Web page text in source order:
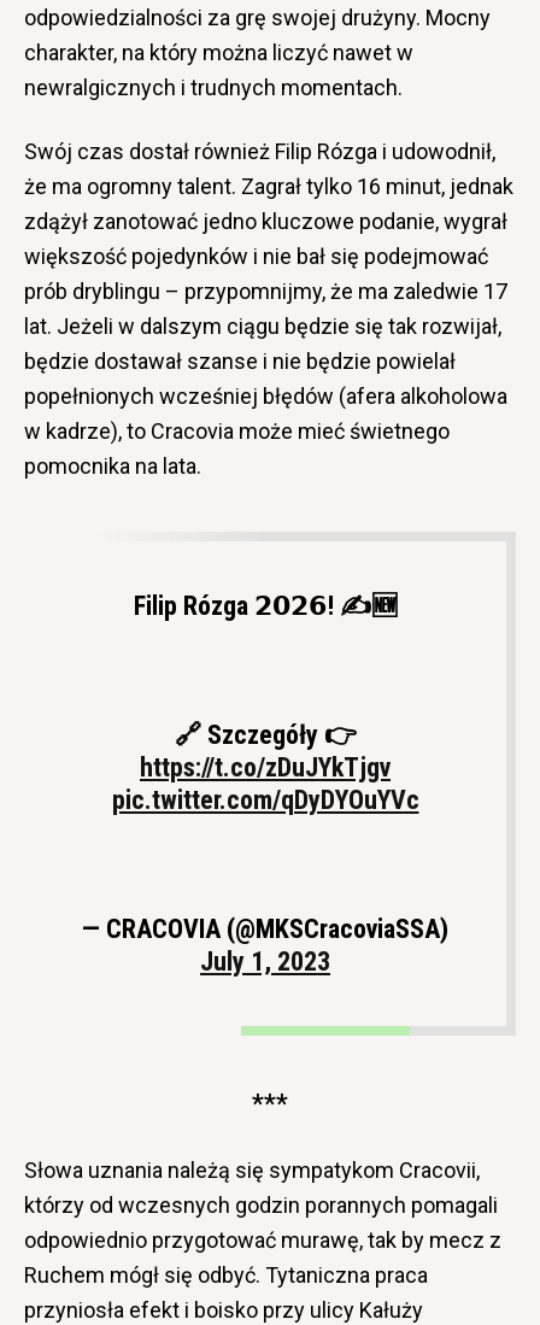
odpowiedzialności za grę swojej drużyny. Mocny
charakter, na który można liczyć nawet w
newralgicznych i trudnych momentach.
Swój czas dostał również Filip Rózga i udowodnił,
że ma ogromny talent. Zagrał tylko 16 minut, jednak
zdążył zanotować jedno kluczowe podanie, wygrał
większość pojedynków i nie bał się podejmować
prób dryblingu – przypomnijmy, że ma zaledwie 17
lat. Jeżeli w dalszym ciągu będzie się tak rozwijał,
będzie dostawał szanse i nie będzie powielał
popełnionych wcześniej błędów (afera alkoholowa
w kadrze), to Cracovia może mieć świetnego
pomocnika na lata.
Filip Rózga 𝟮𝟬𝟮𝟲! ✍️🆕
🔗 Szczegóły 👉
https://t.co/zDuJYkTjgv
pic.twitter.com/qDyDYOuYVc
— CRACOVIA (@MKSCracoviaSSA)
July 1, 2023
***
Słowa uznania należą się sympatykom Cracovii,
którzy od wczesnych godzin porannych pomagali
odpowiednio przygotować murawę, tak by mecz z
Ruchem mógł się odbyć. Tytaniczna praca
przyniosła efekt i boisko przy ulicy Kałuży